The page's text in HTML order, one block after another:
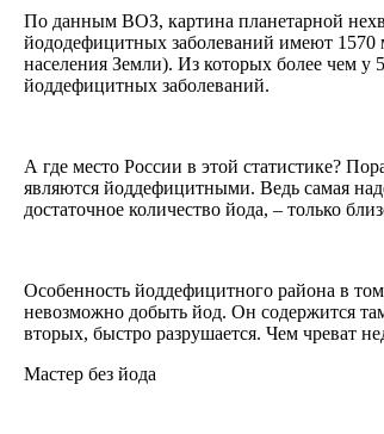
По данным ВОЗ, картина планетарной
йододефицитных заболеваний имеют 1570
населения Земли). Из которых более чем
йоддефицитных заболеваний.
А где место России в этой статистике?
являются йоддефицитными. Ведь самая
достаточное количество йода, – только
Особенность йоддефицитного района в
невозможно добыть йод. Он содержится
вторых, быстро разрушается. Чем чреват
Мастер без йода